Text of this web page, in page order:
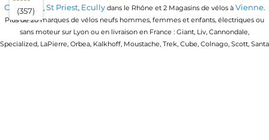
Craponne, St Priest, Ecully dans le Rhône et 2 Magasins de vélos à Vienne.
Plus de 20 marques de vélos neufs hommes, femmes et enfants, électriques ou
sans moteur sur Lyon ou en livraison en France : Giant, Liv, Cannondale,
Specialized, LaPierre, Orbea, Kalkhoff, Moustache, Trek, Cube, Colnago, Scott, Santa
(357)